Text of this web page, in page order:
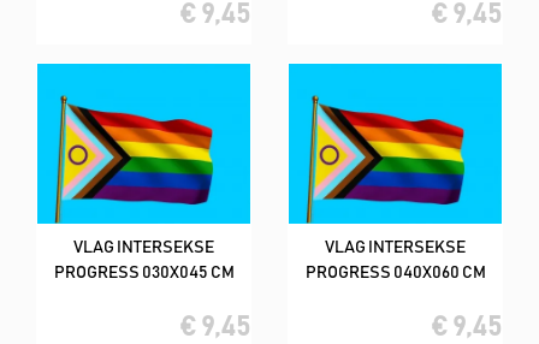
€ 9,45 € 9,45
VLAG INTERSEKSE
PROGRESS 030X045 CM
€ 9,45
VLAG INTERSEKSE
PROGRESS 040X060 CM
€ 9,45